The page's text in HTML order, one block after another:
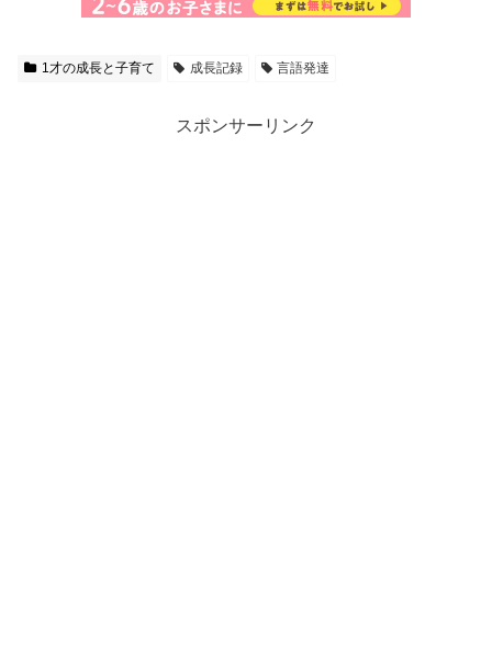
1才の成長と子育て 成長記録 言語発達
スポンサーリンク